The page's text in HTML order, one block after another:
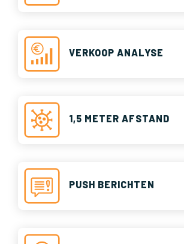
VERKOOP ANALYSE
1,5 METER AFSTAND
PUSH BERICHTEN